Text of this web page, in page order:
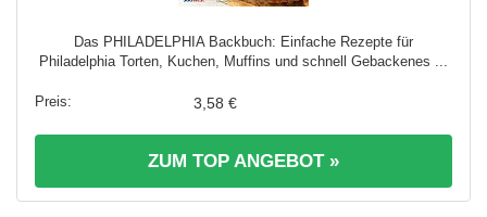
Das PHILADELPHIA Backbuch: Einfache Rezepte für
Philadelphia Torten, Kuchen, Muffins und schnell Gebackenes ...
3,58 €
ZUM TOP ANGEBOT »